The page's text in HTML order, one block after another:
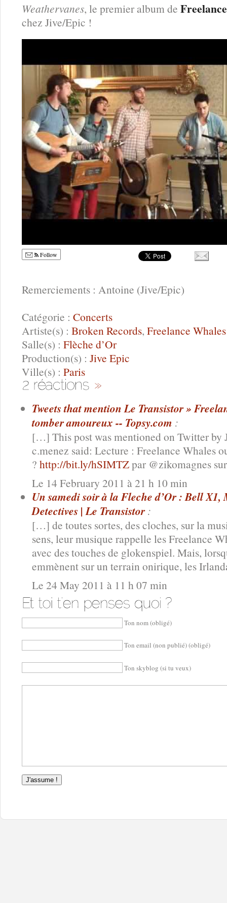
Weathervanes, le premier album de
chez Jive/Epic !
Follow
Remerciements : Antoine (Jive/Epic)
Catégorie : Concerts
Artiste(s) : Broken Records, Freelance Whales
Salle(s) : Flèche d’Or
Production(s) : Jive Epic
Ville(s) : Paris
Tweets that mention Le Transistor »
tomber amoureux -- Topsy.com :
[…] This post was mentioned on Twitter by
c.menez said: Lecture : Freelance Whales
? http://bit.ly/hSIMTZpar @zikomagnes
Le 14 February 2011 à 21 h 10 min
Un samedi soir à la Fleche d’Or : Bell
Detectives | Le Transistor :
[…] de toutes sortes, des cloches, sur la
sens, leur musique rappelle les Freelance
avec des touches de glokenspiel. Mais,
emmènent sur un terrain onirique, les
Le 24 May 2011 à 11 h 07 min
Ton nom (obligé)
Ton email (non publié) (obligé)
Ton skyblog (si tu veux)